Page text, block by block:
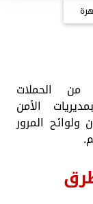
من الحملات
الأمن
ولوائح المرور